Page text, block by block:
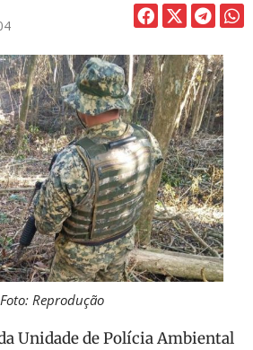
Foto: Reprodução
Unidade de Polícia Ambiental